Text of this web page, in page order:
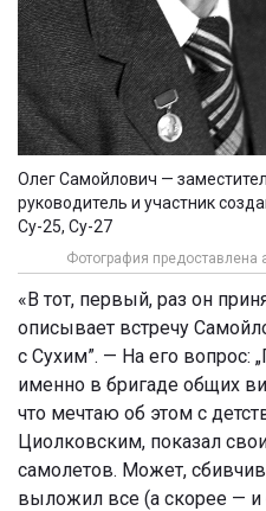
Олег Самойлович —
руководитель и участник
Су-25, Су-27
Фотография
«В тот, первый, раз он
описывает встречу
с Сухим”. — На его вопрос:
именно в бригаде общих
что мечтаю об этом с
Циолковским, показал
самолетов. Может,
выложил все (а скорее —